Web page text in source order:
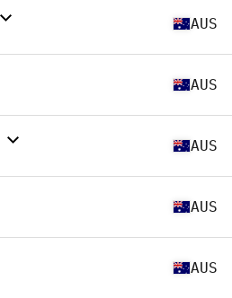
AUS
AUS
AUS
AUS
AUS